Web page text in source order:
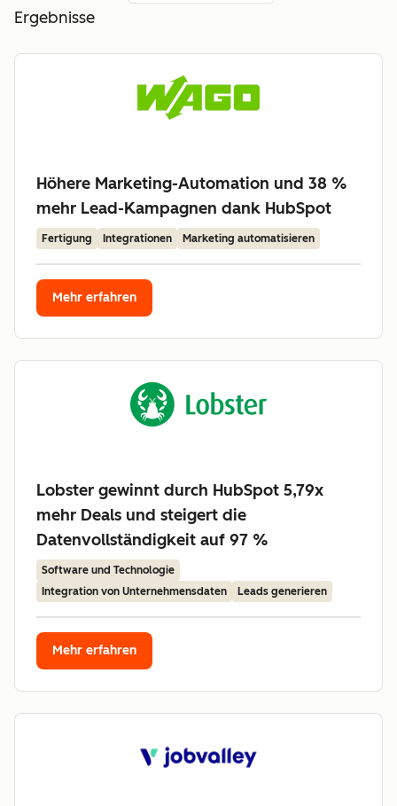
Ergebnisse
Höhere Marketing-Automation und 38 %
mehr Lead-Kampagnen dank HubSpot
Fertigung Integrationen Marketing automatisieren
Mehr erfahren
Lobster gewinnt durch HubSpot 5,79x
mehr Deals und steigert die
Datenvollständigkeit auf 97 %
Software und Technologie
Integration von Unternehmensdaten
Leads generieren
Mehr erfahren